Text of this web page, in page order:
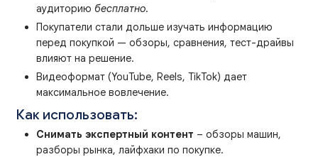
аудиторию бесплатно.
Покупатели стали дольше изучать информацию
перед покупкой — обзоры, сравнения, тест-драйвы
влияют на решение.
Видеоформат (YouTube, Reels, TikTok) дает
максимальное вовлечение.
Как использовать:
Снимать экспертный контент – обзоры машин,
разборы рынка, лайфхаки по покупке.